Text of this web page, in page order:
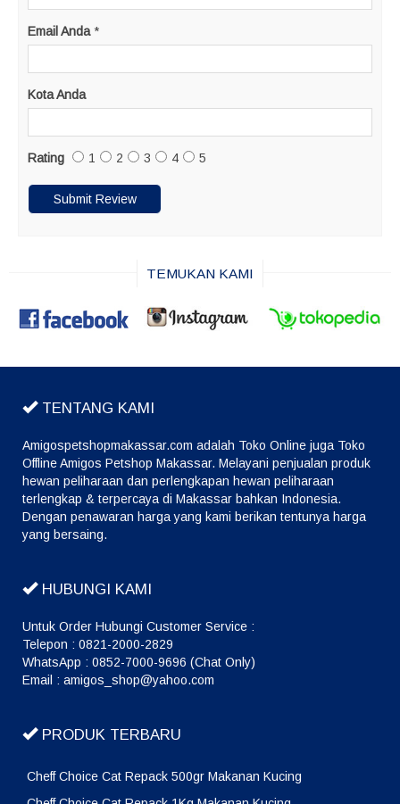
Email Anda *
Kota Anda
Rating 1 2 3 4 5
TEMUKAN KAMI
TENTANG KAMI
Amigospetshopmakassar.com adalah Toko Online juga Toko
Offline Amigos Petshop Makassar. Melayani penjualan produk
hewan peliharaan dan perlengkapan hewan peliharaan
terlengkap & terpercaya di Makassar bahkan Indonesia.
Dengan penawaran harga yang kami berikan tentunya harga
yang bersaing.
HUBUNGI KAMI
Untuk Order Hubungi Customer Service :
Telepon : 0821-2000-2829
WhatsApp : 0852-7000-9696 (Chat Only)
Email : amigos_shop@yahoo.com
PRODUK TERBARU
Cheff Choice Cat Repack 500gr Makanan Kucing